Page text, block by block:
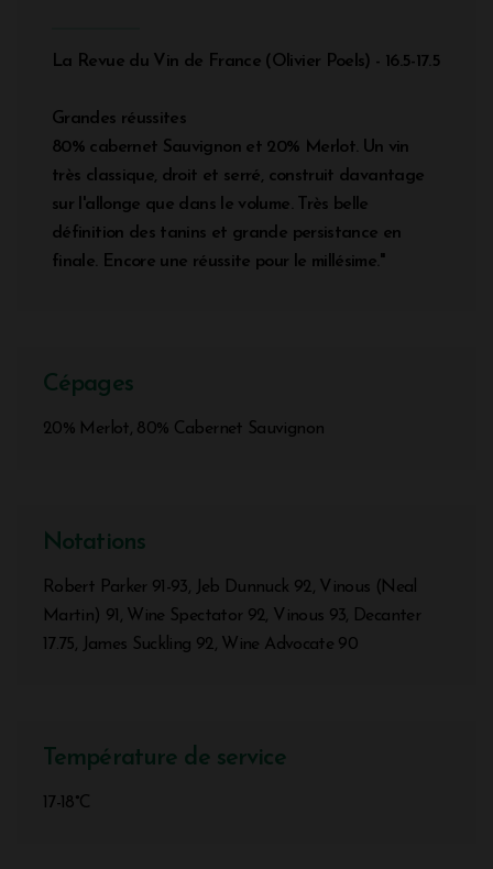
La Revue du Vin de France (Olivier Poels) - 16.5-17.5
Grandes réussites
80% cabernet Sauvignon et 20% Merlot. Un vin
très classique, droit et serré, construit davantage
sur l'allonge que dans le volume. Très belle
définition des tanins et grande persistance en
finale. Encore une réussite pour le millésime."
Cépages
20% Merlot, 80% Cabernet Sauvignon
Notations
Robert Parker 91-93, Jeb Dunnuck 92, Vinous (Neal
Martin) 91, Wine Spectator 92, Vinous 93, Decanter
17.75, James Suckling 92, Wine Advocate 90
Température de service
17-18°C